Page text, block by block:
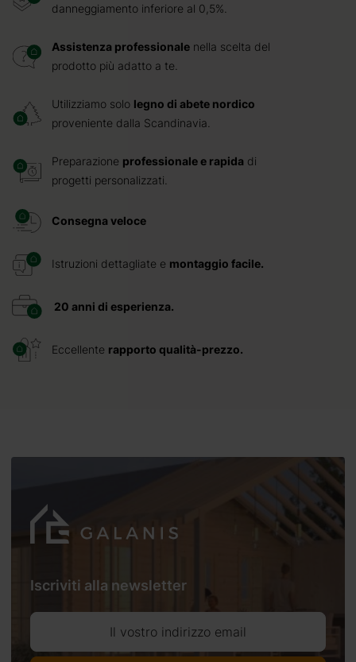
danneggiamento inferiore al 0,5%.
Assistenza professionale nella scelta del
prodotto più adatto a te.
Utilizziamo solo legno di abete nordico
proveniente dalla Scandinavia.
Preparazione professionale e rapida di
progetti personalizzati.
Consegna veloce
Istruzioni dettagliate e montaggio facile.
20 anni di esperienza.
Eccellente rapporto qualità-prezzo.
Iscriviti alla newsletter
Il vostro indirizzo email